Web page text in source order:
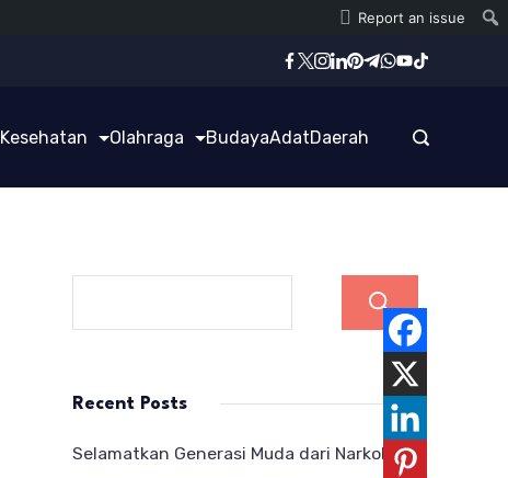
Report an issue
Kesehatan Olahraga BudayaAdatDaerah
Recent Posts
Selamatkan Generasi Muda dari Narkoba,